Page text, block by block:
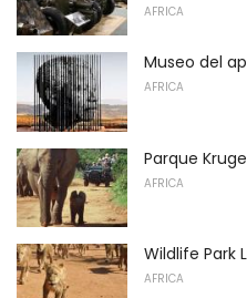
AFRICA
Museo del
AFRICA
Parque
AFRICA
Wildlife Park
AFRICA